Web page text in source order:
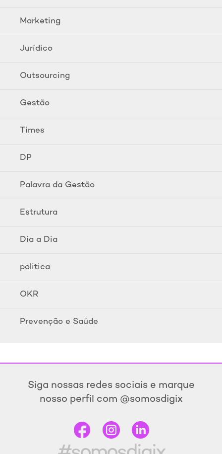
Marketing
Jurídico
Outsourcing
Gestão
Times
DP
Palavra da Gestão
Estrutura
Dia a Dia
politica
OKR
Prevenção e Saúde
Siga nossas redes sociais e marque
nosso perfil com @somosdigix